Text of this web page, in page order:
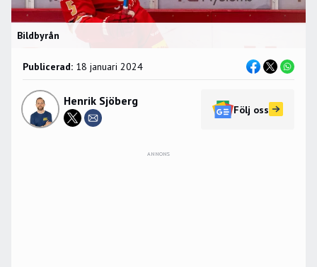
Bildbyrån
Publicerad: 18 januari 2024
Henrik Sjöberg
Följ oss
ANNONS